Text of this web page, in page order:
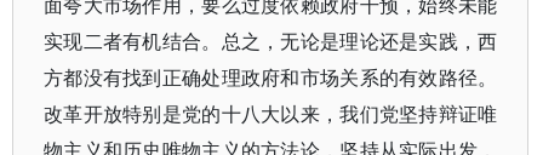
实现二者有机结合。总之，无论是理论还是实践，西
方都没有找到正确处理政府和市场关系的有效路径。
改革开放特别是党的十八大以来，我们党坚持辩证唯